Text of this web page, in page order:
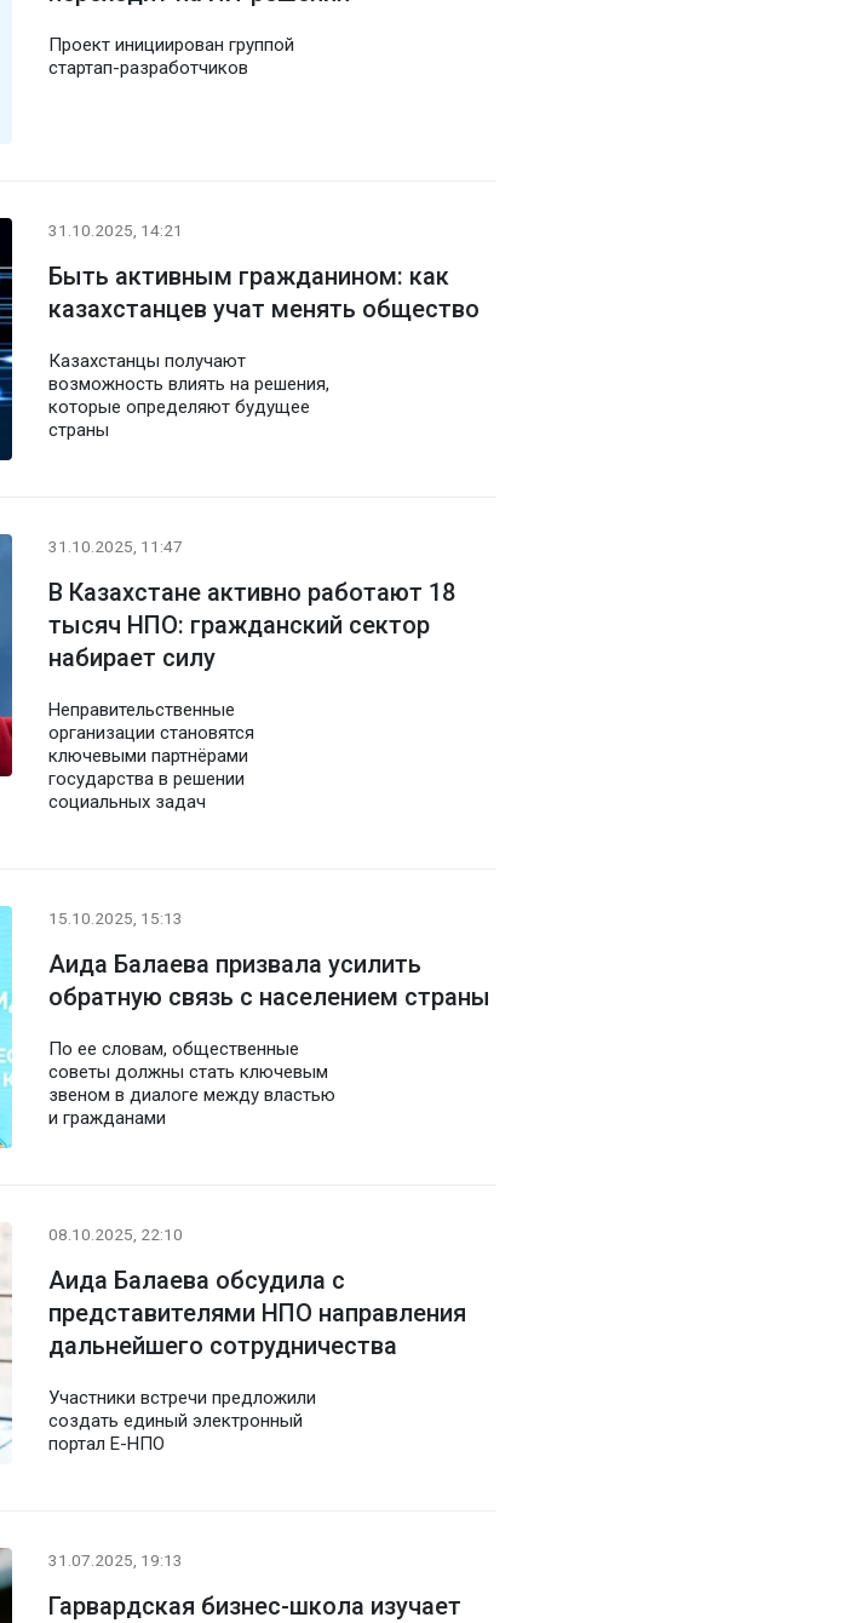
Проект инициирован группой
стартап-разработчиков
31.10.2025, 14:21
Быть активным гражданином: как
казахстанцев учат менять общество
Казахстанцы получают
возможность влиять на решения,
которые определяют будущее
страны
31.10.2025, 11:47
В Казахстане активно работают 18
тысяч НПО: гражданский сектор
набирает силу
Неправительственные
организации становятся
ключевыми партнёрами
государства в решении
социальных задач
15.10.2025, 15:13
Аида Балаева призвала усилить
обратную связь с населением страны
По ее словам, общественные
советы должны стать ключевым
звеном в диалоге между властью
и гражданами
08.10.2025, 22:10
Аида Балаева обсудила с
представителями НПО направления
дальнейшего сотрудничества
Участники встречи предложили
создать единый электронный
портал Е-НПО
31.07.2025, 19:13
Гарвардская бизнес-школа изучает